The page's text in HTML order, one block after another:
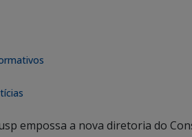
empossa a nova diretoria do